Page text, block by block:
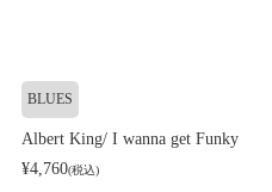
BLUES
Albert King/ I wanna get Funky
¥4,760(税込)